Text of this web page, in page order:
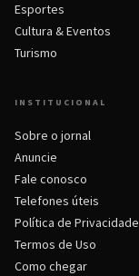
Esportes
Cultura & Eventos
Turismo
INSTITUCIONAL
Sobre o jornal
Anuncie
Fale conosco
Telefones úteis
Política de Privacidade
Termos de Uso
Como chegar